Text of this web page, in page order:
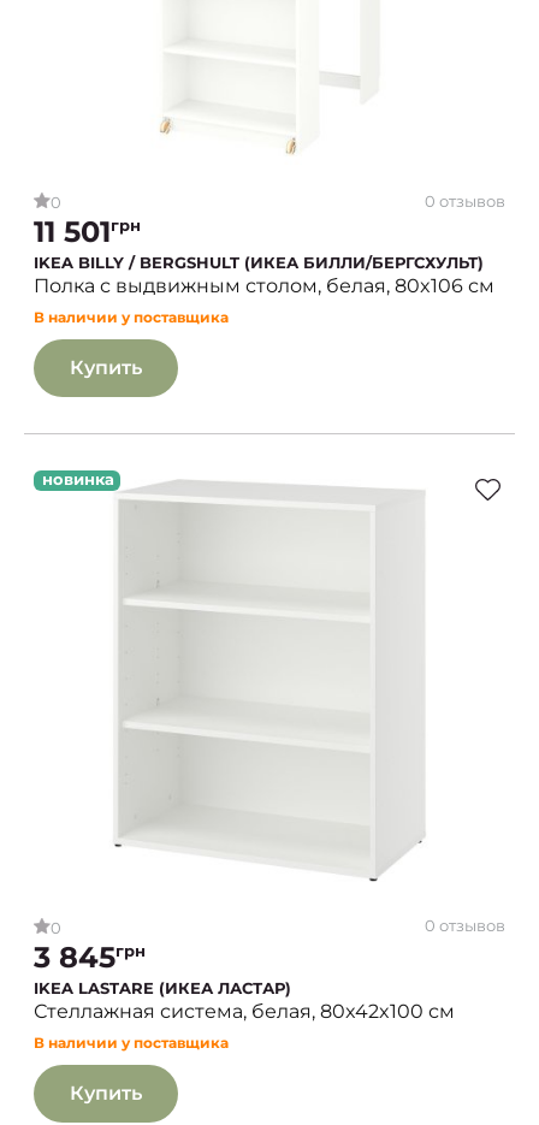
0 0 отзывов
11 501грн
IKEA BILLY / BERGSHULT (ИКЕА БИЛЛИ/БЕРГСХУЛЬТ)
Полка с выдвижным столом, белая, 80x106 см
В наличии у поставщика
Купить
новинка
0 0 отзывов
3 845грн
IKEA LASTARE (ИКЕА ЛАСТАР)
Стеллажная система, белая, 80x42x100 см
В наличии у поставщика
Купить